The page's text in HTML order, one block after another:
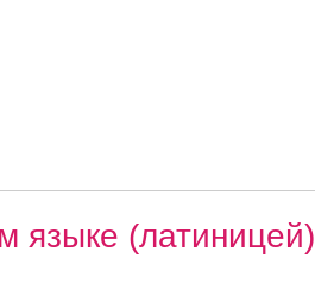
языке (латиницей)